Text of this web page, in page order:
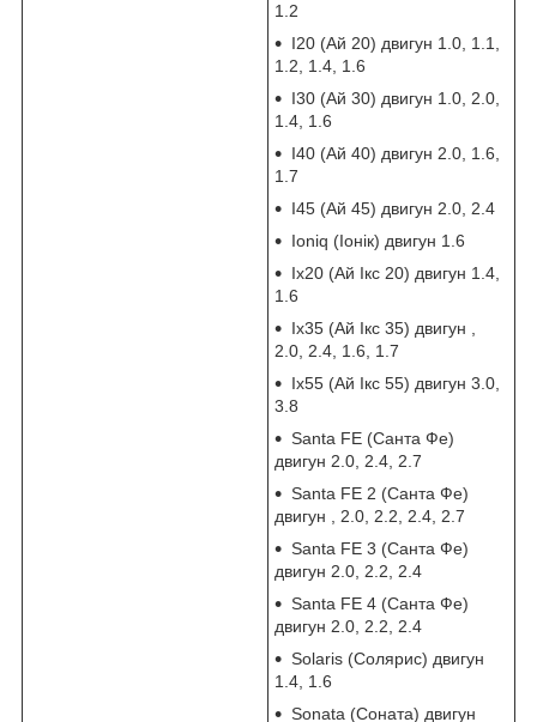
1.2
I20 (Ай 20) двигун 1.0, 1.1,
1.2, 1.4, 1.6
I30 (Ай 30) двигун 1.0, 2.0,
1.4, 1.6
I40 (Ай 40) двигун 2.0, 1.6,
1.7
I45 (Ай 45) двигун 2.0, 2.4
Ioniq (Іонік) двигун 1.6
Ix20 (Ай Ікс 20) двигун 1.4,
1.6
Ix35 (Ай Ікс 35) двигун ,
2.0, 2.4, 1.6, 1.7
Ix55 (Ай Ікс 55) двигун 3.0,
3.8
Santa FE (Санта Фе)
двигун 2.0, 2.4, 2.7
Santa FE 2 (Санта Фе)
двигун , 2.0, 2.2, 2.4, 2.7
Santa FE 3 (Санта Фе)
двигун 2.0, 2.2, 2.4
Santa FE 4 (Санта Фе)
двигун 2.0, 2.2, 2.4
Solaris (Солярис) двигун
1.4, 1.6
Sonata (Соната) двигун